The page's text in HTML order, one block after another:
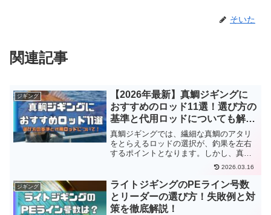
そいた
関連記事
ジギング
【2026年最新】真鯛ジギングに
おすすめのロッド11選！選び方の
基準と代用ロッドについても解
説！
真鯛ジギングでは、繊細な真鯛のアタリ
をとらえるロッドの選択が、釣果を左右
するポイントとなります。しかし、真鯛
ジギングで使用できるロッドは数多くあ
り、どのような基準でロッドを選ぶべき
か分かりにくいことも多いですよね。
2026.03.16
ジギング
ライトジギングのPEライン号数
とリーダーの選び方！失敗例と対
策を徹底解説！